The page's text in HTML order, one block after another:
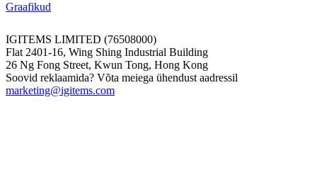
Graafikud
IGITEMS LIMITED (76508000)
Flat 2401-16, Wing Shing Industrial Building
26 Ng Fong Street, Kwun Tong, Hong Kong
Soovid reklaamida? Võta meiega ühendust aadressil
marketing@igitems.com